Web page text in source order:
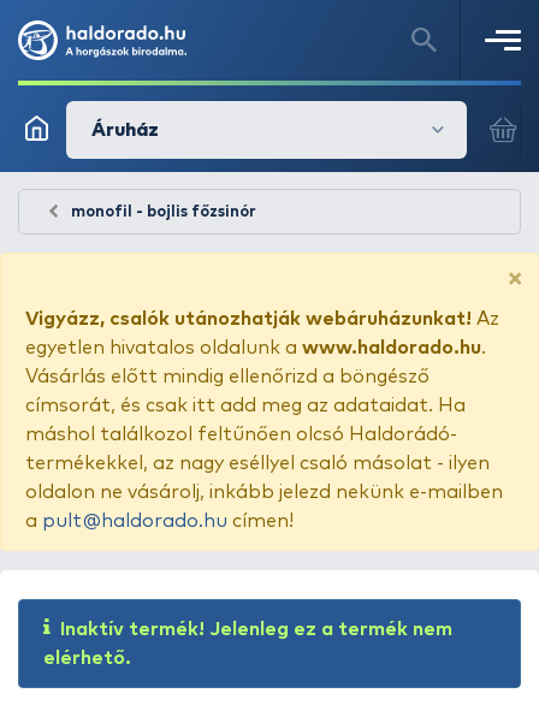
Áruház
monofil - bojlis főzsinór
×
Vigyázz, csalók utánozhatják webáruházunkat! Az
egyetlen hivatalos oldalunk a www.haldorado.hu.
Vásárlás előtt mindig ellenőrizd a böngésző
címsorát, és csak itt add meg az adataidat. Ha
máshol találkozol feltűnően olcsó Haldorádó-
termékekkel, az nagy eséllyel csaló másolat - ilyen
oldalon ne vásárolj, inkább jelezd nekünk e-mailben
a pult@haldorado.hu címen!
Inaktív termék! Jelenleg ez a termék nem
elérhető.